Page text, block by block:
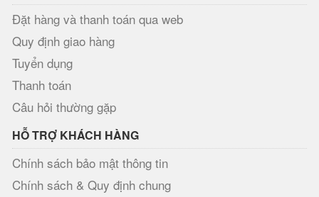
Đặt hàng và thanh toán qua web
Quy định giao hàng
Tuyển dụng
Thanh toán
Câu hỏi thường gặp
HỖ TRỢ KHÁCH HÀNG
Chính sách bảo mật thông tin
Chính sách & Quy định chung